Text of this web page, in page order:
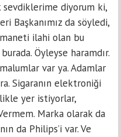
sevdiklerime diyorum ki,
Başkanımız da söyledi,
ilahi olan bu
Öyleyse haramdır.
var ya. Adamlar
Sigaranın elektroniği
yer istiyorlar,
Marka olarak da
da Philips’i var. Ve